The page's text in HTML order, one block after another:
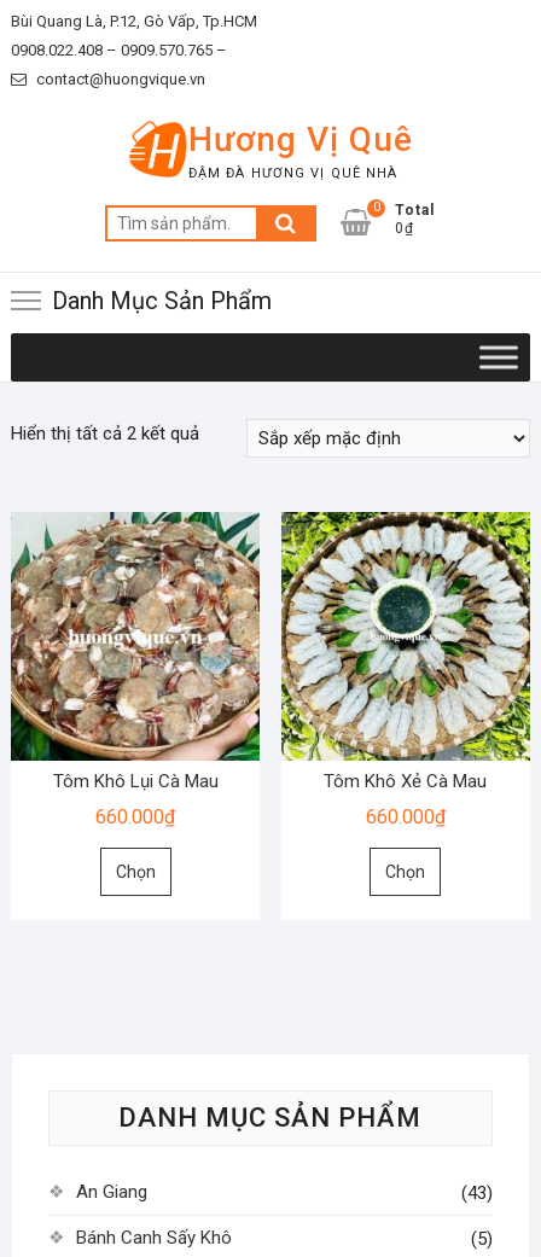
Skip
to
content
Bùi Quang Là, P.12, Gò Vấp, Tp.HCM
0908.022.408 – 0909.570.765 –
contact@huongvique.vn
Hương Vị Quê
ĐẬM ĐÀ HƯƠNG VỊ QUÊ NHÀ
Tìm
kiếm:
0
Total
0₫
Danh Mục Sản Phẩm
Hiển thị tất cả 2 kết quả
Tôm Khô Lụi Cà Mau
660.000₫
Chọn
Sản
chọn
chọn
Tôm Khô Xẻ Cà Mau
660.000₫
Chọn
Sản
được
chọn
DANH MỤC SẢN PHẨM
An Giang (43)
Bánh Canh Sấy Khô (5)